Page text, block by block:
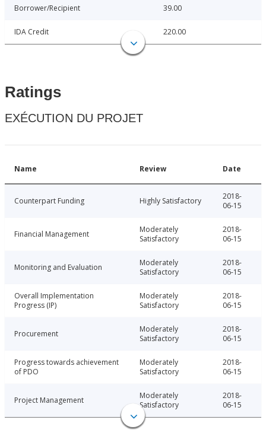
Borrower/Recipient 39.00
IDA Credit 220.00
Ratings
EXÉCUTION DU PROJET
Name Review Date
Counterpart Funding Highly Satisfactory
2018-
06-15
Financial Management
Moderately
Satisfactory
2018-
06-15
Monitoring and Evaluation
Moderately
Satisfactory
2018-
06-15
Overall Implementation
Progress (IP)
Moderately
Satisfactory
2018-
06-15
Procurement
Moderately
Satisfactory
2018-
06-15
Progress towards achievement
of PDO
Moderately
Satisfactory
2018-
06-15
Project Management
Moderately
Satisfactory
2018-
06-15